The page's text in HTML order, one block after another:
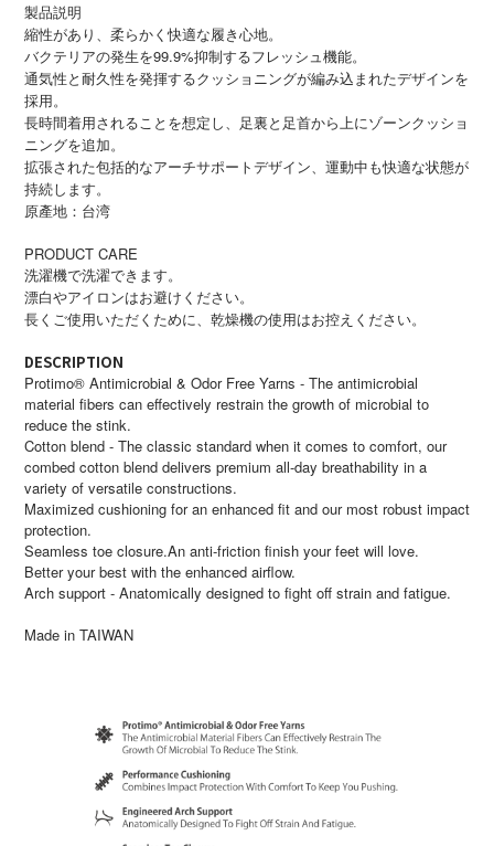
製品説明
縮性があり、柔らかく快適な履き心地。
バクテリアの発生を99.9%抑制するフレッシュ機能。
通気性と耐久性を発揮するクッショニングが編み込まれたデザインを
採用。
長時間着用されることを想定し、足裏と足首から上にゾーンクッショ
ニングを追加。
拡張された包括的なアーチサポートデザイン、運動中も快適な状態が
持続します。
原產地：台湾
PRODUCT CARE
洗濯機で洗濯できます。
漂白やアイロンはお避けください。
長くご使用いただくために、乾燥機の使用はお控えください。
DESCRIPTION
Protimo® Antimicrobial & Odor Free Yarns - The antimicrobial
material fibers can effectively restrain the growth of microbial to
reduce the stink.
Cotton blend - The classic standard when it comes to comfort, our
combed cotton blend delivers premium all-day breathability in a
variety of versatile constructions.
Maximized cushioning for an enhanced fit and our most robust impact
protection.
Seamless toe closure.An anti-friction finish your feet will love.
Better your best with the enhanced airflow.
Arch support - Anatomically designed to fight off strain and fatigue.
Made in TAIWAN